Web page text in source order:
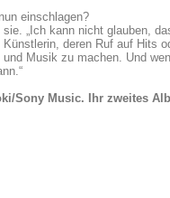
einschlagen?
„Ich kann nicht glauben,
deren Ruf auf Hits
Musik zu machen. Und
Sony Music. Ihr zweites